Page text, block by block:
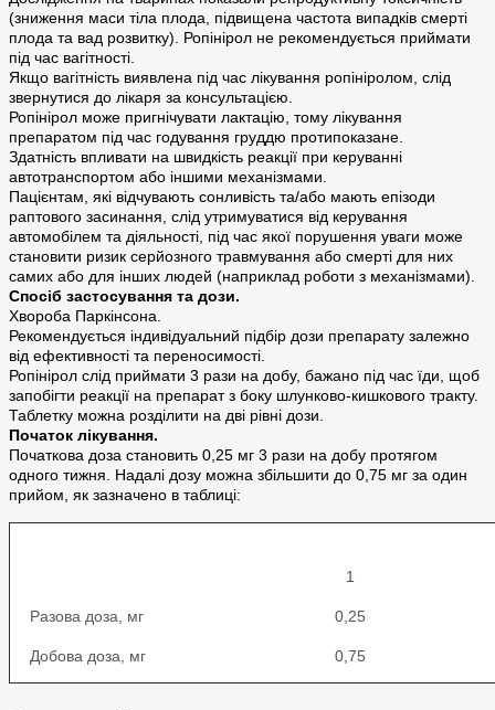
(зниження маси тіла плода, підвищена частота випадків смерті
плода та вад розвитку). Ропінірол не рекомендується приймати
під час вагітності.
Якщо вагітність виявлена під час лікування ропініролом, слід
звернутися до лікаря за консультацією.
Ропінірол може пригнічувати лактацію, тому лікування
препаратом під час годування груддю протипоказане.
Здатність впливати на швидкість реакції при керуванні
автотранспортом або іншими механізмами.
Пацієнтам, які відчувають сонливість та/або мають епізоди
раптового засинання, слід утримуватися від керування
автомобілем та діяльності, під час якої порушення уваги може
становити ризик серйозного травмування або смерті для них
самих або для інших людей (наприклад роботи з механізмами).
Спосіб застосування та дози.
Хвороба Паркінсона.
Рекомендується індивідуальний підбір дози препарату залежно
від ефективності та переносимості.
Ропінірол слід приймати 3 рази на добу, бажано під час їди, щоб
запобігти реакції на препарат з боку шлунково-кишкового тракту.
Таблетку можна розділити на дві рівні дози.
Початок лікування.
Початкова доза становить 0,25 мг 3 рази на добу протягом
одного тижня. Надалі дозу можна збільшити до 0,75 мг за один
прийом, як зазначено в таблиці:
1
Разова доза, мг 0,25
Добова доза, мг 0,75